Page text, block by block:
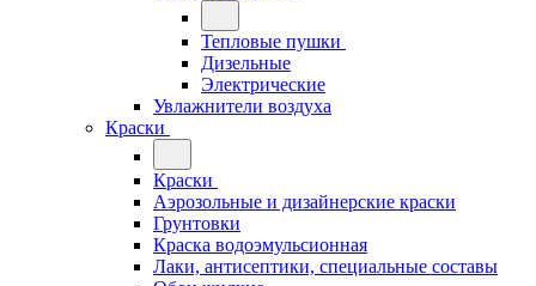
Тепловые пушки
Дизельные
Электрические
Увлажнители воздуха
Краски
Краски
Аэрозольные и дизайнерские краски
Грунтовки
Краска водоэмульсионная
Лаки, антисептики, специальные составы